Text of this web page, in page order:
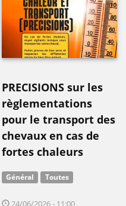
PRECISIONS sur les
règlementations
pour le transport des
chevaux en cas de
fortes chaleurs
Général Toutes
24/06/2026 - 11:00